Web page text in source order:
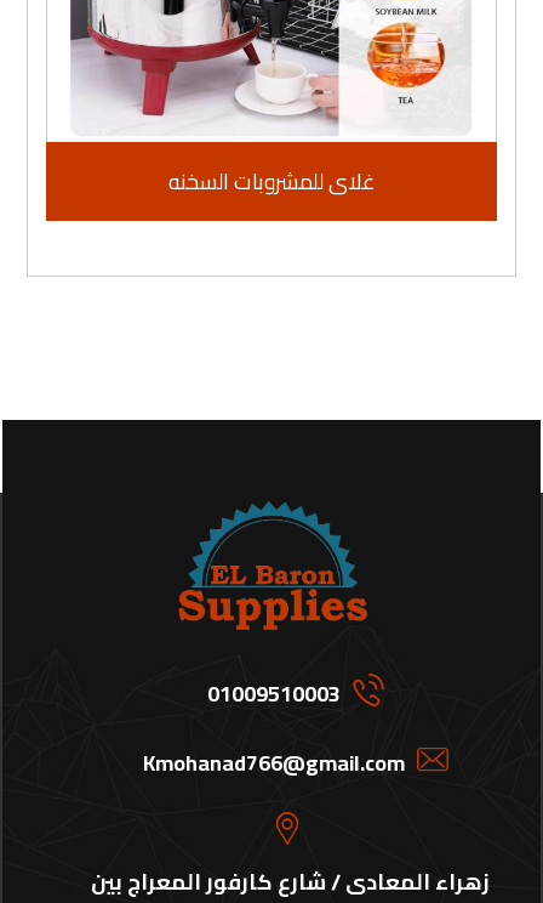
غلاى للمشروبات السخنه
01009510003
Kmohanad766@gmail.com
زهراء المعادى / شارع كارفور المعراج بين